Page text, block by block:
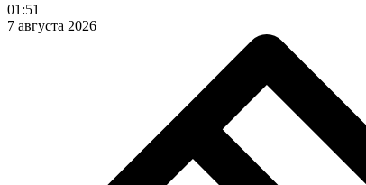
01:51
7 августа 2026